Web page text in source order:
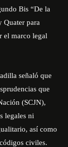
Bis “De la
Quater para
el marco legal
señaló que
que
(SCJN),
legales ni
así como
civiles.